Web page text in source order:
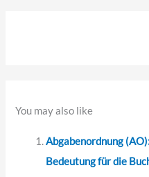
You may also like
Abgabenordnung
Bedeutung für die